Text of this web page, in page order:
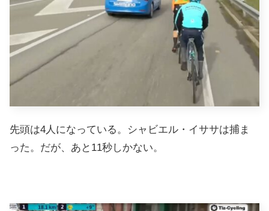
先頭は4人になっている。シャビエル・イササは捕ま
った。だが、あと11秒しかない。